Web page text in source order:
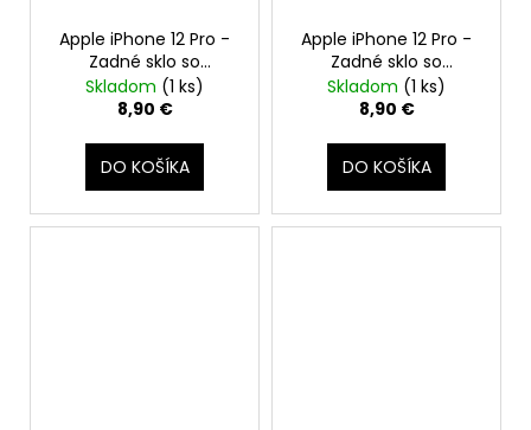
Apple iPhone 12 Pro -
Zadné sklo so
zväčšeným otvorom
na kameru +
(Tichomorská Modrá /
Pacific Blue)
Skladom (1 ks)
8,90 €
DO KOŠÍKA
Apple iPhone 12 Pro -
Zadné sklo so
zväčšeným otvorom
na kameru +
(Zlatý / Gold)
Skladom (1 ks)
8,90 €
DO KOŠÍKA